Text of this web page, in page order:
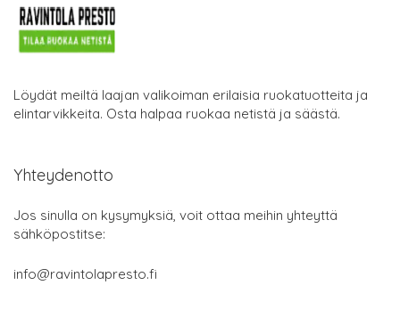
Löydät meiltä laajan valikoiman erilaisia ruokatuotteita ja
elintarvikkeita. Osta halpaa ruokaa netistä ja säästä.
Yhteydenotto
Jos sinulla on kysymyksiä, voit ottaa meihin yhteyttä
sähköpostitse:
info@ravintolapresto.fi